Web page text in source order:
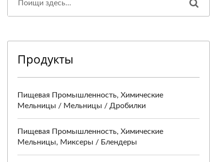
Продукты
Пищевая Промышленность, Химические
Мельницы / Мельницы / Дробилки
Пищевая Промышленность, Химические
Мельницы, Миксеры / Блендеры